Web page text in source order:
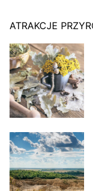
ATRAKCJE